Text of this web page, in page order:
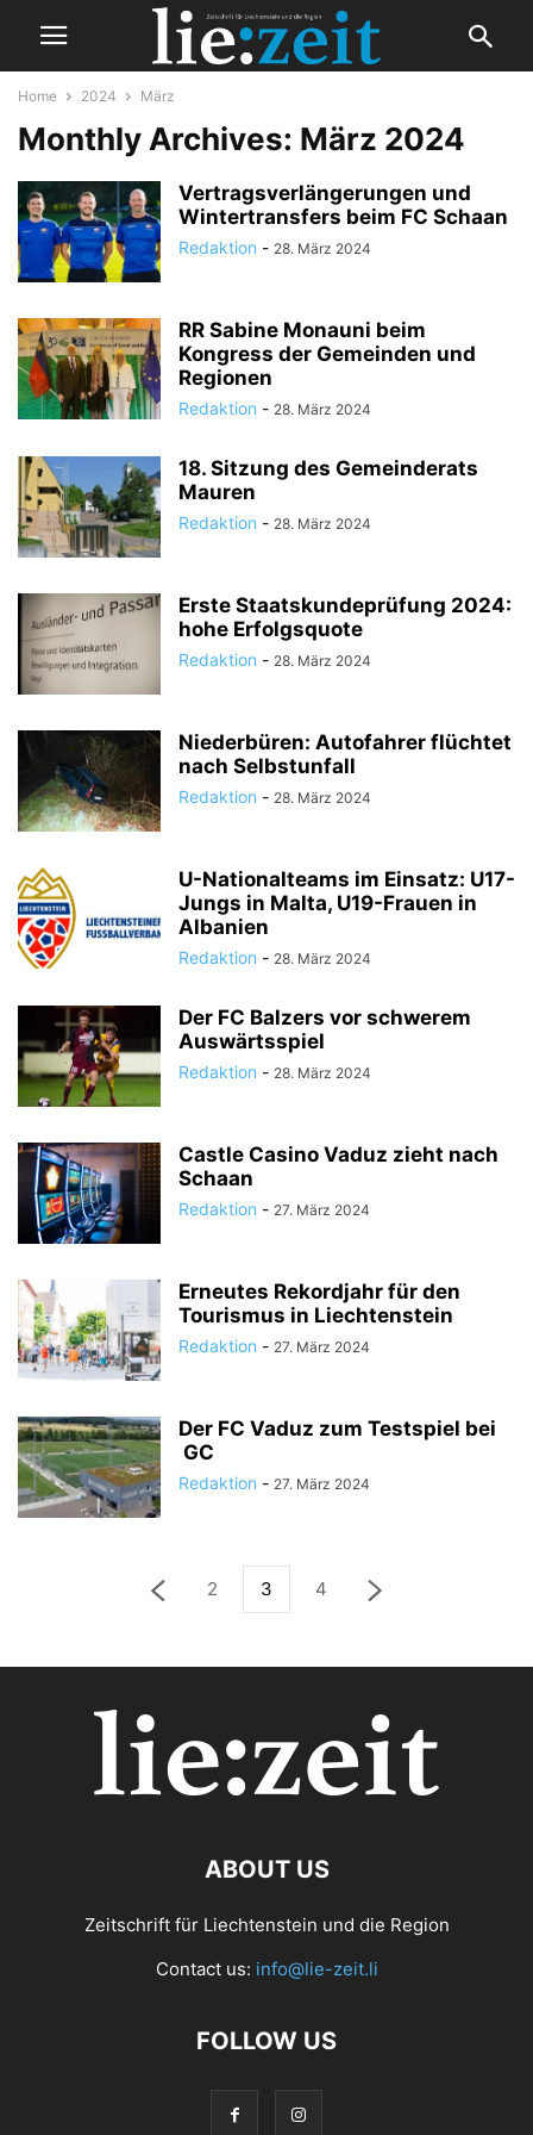
Home 2024 März
Monthly Archives: März 2024
Vertragsverlängerungen und
Wintertransfers beim FC Schaan
Redaktion - 28. März 2024
RR Sabine Monauni beim
Kongress der Gemeinden und
Regionen
Redaktion - 28. März 2024
18. Sitzung des Gemeinderats
Mauren
Redaktion - 28. März 2024
Erste Staatskundeprüfung 2024:
hohe Erfolgsquote
Redaktion - 28. März 2024
Niederbüren: Autofahrer flüchtet
nach Selbstunfall
Redaktion - 28. März 2024
U-Nationalteams im Einsatz: U17-
Jungs in Malta, U19-Frauen in
Albanien
Redaktion - 28. März 2024
Der FC Balzers vor schwerem
Auswärtsspiel
Redaktion - 28. März 2024
Castle Casino Vaduz zieht nach
Schaan
Redaktion - 27. März 2024
Erneutes Rekordjahr für den
Tourismus in Liechtenstein
Redaktion - 27. März 2024
Der FC Vaduz zum Testspiel bei
GC
Redaktion - 27. März 2024
2 3 4
ABOUT US
Zeitschrift für Liechtenstein und die Region
Contact us: info@lie-zeit.li
FOLLOW US